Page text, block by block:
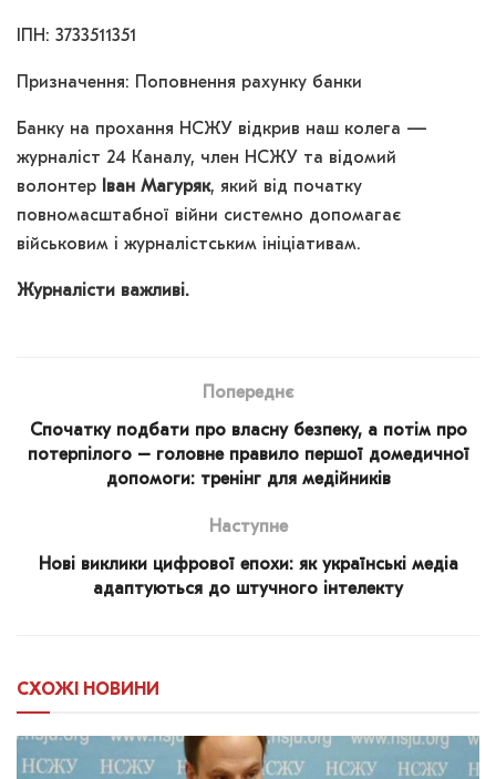
ІПН: 3733511351
Призначення: Поповнення рахунку банки
Банку на прохання НСЖУ відкрив наш колега —
журналіст 24 Каналу, член НСЖУ та відомий
волонтер Іван Магуряк, який від початку
повномасштабної війни системно допомагає
військовим і журналістським ініціативам.
Журналісти важливі.
Попереднє
Спочатку подбати про власну безпеку, а потім про
потерпілого – головне правило першої домедичної
допомоги: тренінг для медійників
Наступне
Нові виклики цифрової епохи: як українські медіа
адаптуються до штучного інтелекту
СХОЖІ НОВИНИ